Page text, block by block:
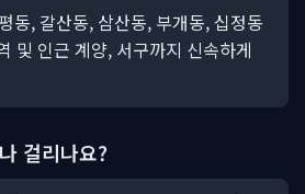
동, 갈산동, 삼산동, 부개동, 십정동
및 인근 계양, 서구까지 신속하게
걸리나요?